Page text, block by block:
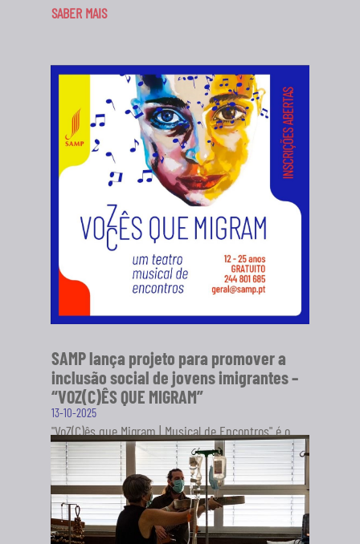
SABER MAIS
SAMP lança projeto para promover a
inclusão social de jovens imigrantes –
“VOZ(C)ÊS QUE MIGRAM”
13-10-2025
"VoZ(C)ês que Migram | Musical de Encontros" é o
novo projeto da Sociedade Artística Musical dos
Pousos (SAMP), em...
SABER MAIS